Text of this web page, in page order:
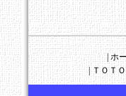
ホ
|ＴＯＴ